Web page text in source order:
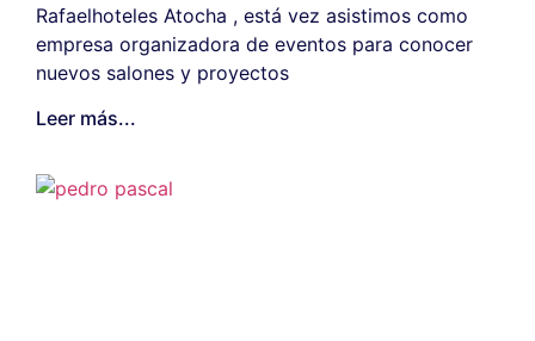
Rafaelhoteles Atocha , está vez asistimos como
empresa organizadora de eventos para conocer
nuevos salones y proyectos
Leer más...